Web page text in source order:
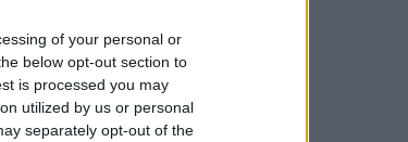
of your personal or
below opt-out section to
is processed you may
utilized by us or personal
separately opt-out of the
le